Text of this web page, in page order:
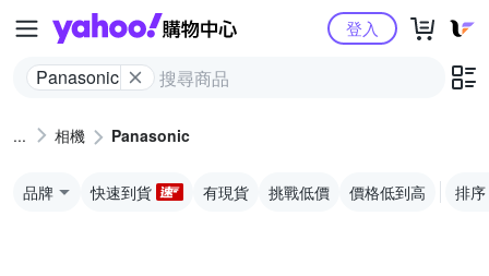
Yahoo購物中心
Panasonic
登入
相機 Panasonic
品牌 快速到貨 有現貨 挑戰低價 價格低到高 排序